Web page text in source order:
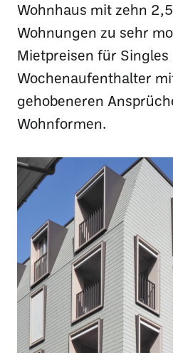
Wohnhaus mit zehn
Wohnungen zu sehr
Mietpreisen für Singles
Wochenaufenthalter
gehobeneren
Wohnformen.